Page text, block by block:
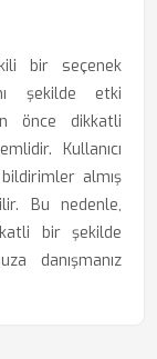
bir seçenek
şekilde etki
önce dikkatli
Kullanıcı
almış
Bu nedenle,
bir şekilde
danışmanız